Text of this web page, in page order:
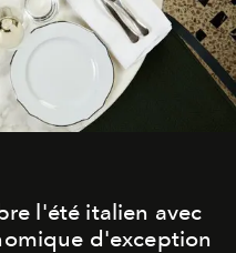
l'été italien avec
d'exception